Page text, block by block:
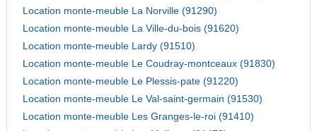
Location monte-meuble La Norville (91290)
Location monte-meuble La Ville-du-bois (91620)
Location monte-meuble Lardy (91510)
Location monte-meuble Le Coudray-montceaux (91830)
Location monte-meuble Le Plessis-pate (91220)
Location monte-meuble Le Val-saint-germain (91530)
Location monte-meuble Les Granges-le-roi (91410)